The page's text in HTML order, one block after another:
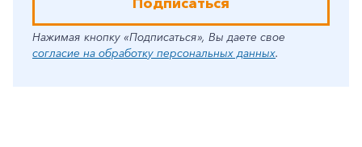
Нажимая кнопку «Подписаться», Вы даете свое
согласие на обработку персональных данных.